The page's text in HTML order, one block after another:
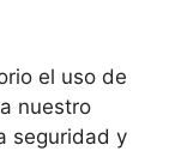
el uso de
nuestro
seguridad y